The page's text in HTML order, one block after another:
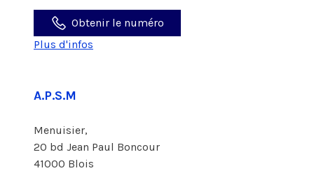
Obtenir le numéro
Plus d'infos
A.P.S.M
Menuisier,
20 bd Jean Paul Boncour
41000 Blois